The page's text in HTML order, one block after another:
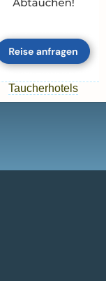
Taucherhotels